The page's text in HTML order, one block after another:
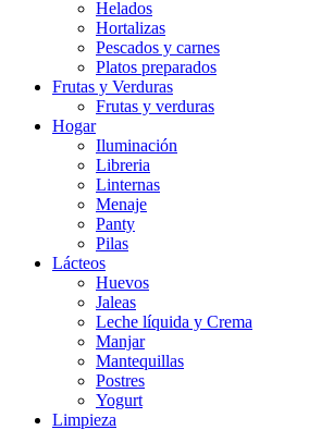
Helados
Hortalizas
Pescados y carnes
Platos preparados
Frutas y Verduras
Frutas y verduras
Hogar
Iluminación
Libreria
Linternas
Menaje
Panty
Pilas
Lácteos
Huevos
Jaleas
Leche líquida y Crema
Manjar
Mantequillas
Postres
Yogurt
Limpieza